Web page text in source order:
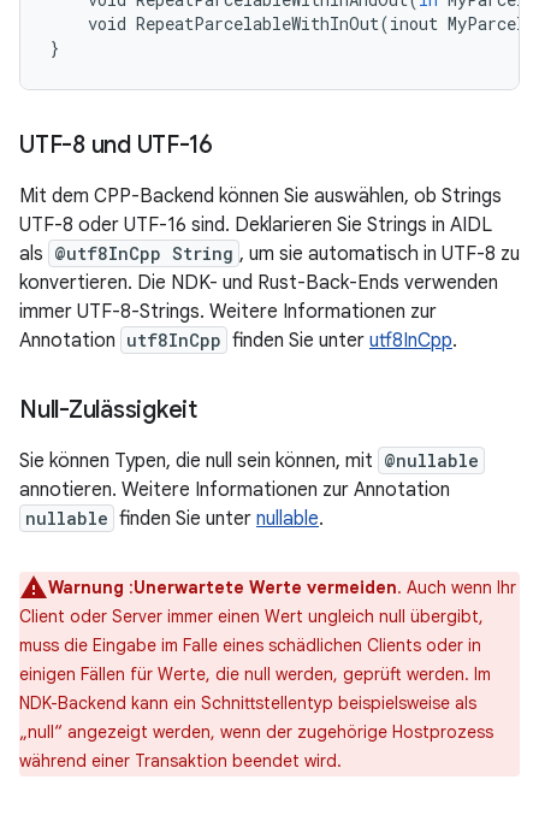
void RepeatParcelableWithInOut(inout
}
UTF-8 und UTF-16
Mit dem CPP-Backend können Sie auswählen, ob Strings
UTF-8 oder UTF-16 sind. Deklarieren Sie Strings in AIDL
als @utf8InCpp String , um sie automatisch in UTF-8 zu
konvertieren. Die NDK- und Rust-Back-Ends verwenden
immer UTF-8-Strings. Weitere Informationen zur
Annotation utf8InCpp finden Sie unter utf8InCpp.
Null-Zulässigkeit
Sie können Typen, die null sein können, mit @nullable
annotieren. Weitere Informationen zur Annotation
nullable finden Sie unter nullable.
Warnung :Unerwartete Werte vermeiden. Auch wenn Ihr
Client oder Server immer einen Wert ungleich null übergibt,
muss die Eingabe im Falle eines schädlichen Clients oder in
einigen Fällen für Werte, die null werden, geprüft werden. Im
NDK-Backend kann ein Schnittstellentyp beispielsweise als
„null“ angezeigt werden, wenn der zugehörige Hostprozess
während einer Transaktion beendet wird.